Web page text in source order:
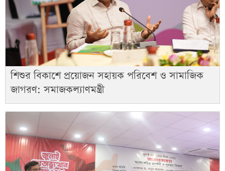
শিশুর বিকাশে প্রয়োজন সহায়ক পরিবেশ ও সামাজিক
জাগরণ: সমাজকল্যাণমন্ত্রী